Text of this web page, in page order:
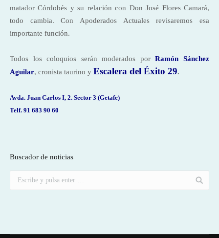
matador Córdobés y su relación con Don José Flores Camará,
todo cambia. Con Apoderados Actuales revisaremos esa
importante función.
Todos los coloquios serán moderados porRamón Sánchez
Aguilar, cronista taurino y Escalera del Éxito 29.
Avda. Juan Carlos I, 2. Sector 3 (Getafe)
Telf. 91 683 90 60
Buscador de noticias